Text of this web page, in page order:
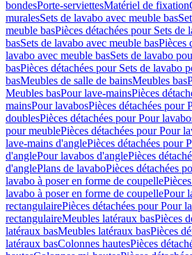
bondesPorte-serviettesMatériel de fixation
muralesSets de lavabo avec meuble bas
meuble basPièces détachées pour Sets de
basSets de lavabo avec meuble basPièces
lavabo avec meuble basSets de lavabo
basPièces détachées pour Sets de lavabo
basMeubles de salle de bainsMeubles bas
Meubles basPour lave-mainsPièces
mainsPour lavabosPièces détachées pour
doublesPièces détachées pour Pour
pour meublePièces détachées pour Pour
lave-mains d'anglePièces détachées pour
d'anglePour lavabos d'anglePièces
d'anglePlans de lavaboPièces détachées
lavabo à poser en forme de coupelle
lavabo à poser en forme de coupellePour
rectangulairePièces détachées pour Pour
rectangulaireMeubles latéraux basPièces
latéraux basMeubles latéraux basPièces
latéraux basColonnes hautesPièces